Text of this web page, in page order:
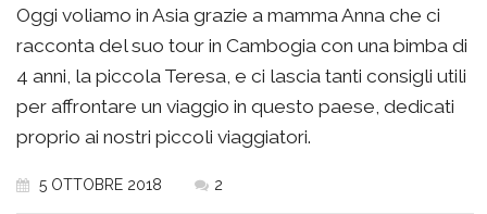
Oggi voliamo in Asia grazie a mamma Anna che ci
racconta del suo tour in Cambogia con una bimba di
4 anni, la piccola Teresa, e ci lascia tanti consigli utili
per affrontare un viaggio in questo paese, dedicati
proprio ai nostri piccoli viaggiatori.
5 OTTOBRE 2018 2